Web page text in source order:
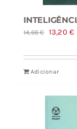
14,66€
O
original
era:
13,20€O
Adicionar